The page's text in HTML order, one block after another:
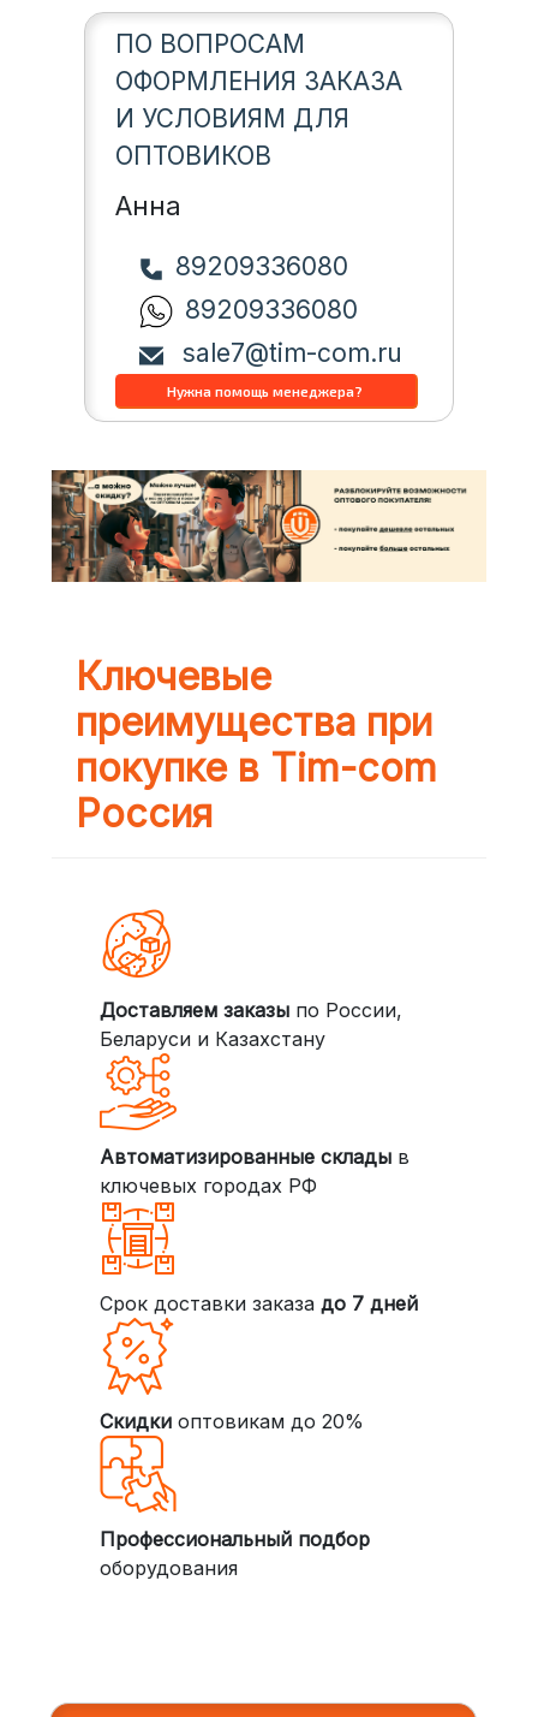
ПО ВОПРОСАМ
ОФОРМЛЕНИЯ ЗАКАЗА
И УСЛОВИЯМ ДЛЯ
ОПТОВИКОВ
Анна
89209336080
89209336080
sale7@tim-com.ru
Ключевые
преимущества при
покупке в Tim-com
Россия
Доставляем заказыпо России,
Беларуси и Казахстану
Автоматизированные складыв
ключевых городах РФ
Срок доставки заказа до 7 дней
Скидкиоптовикам до 20%
Профессиональный подбор
оборудования